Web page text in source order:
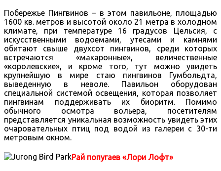
Побережье Пингвинов – в этом павильоне, площадью
1600 кв. метров и высотой около 21 метра в холодном
климате, при температуре 16 градусов Цельсия, с
искусственными водоемами, утесами и камнями
обитают свыше двухсот пингвинов, среди которых
встречаются «макаронные», величественные
«королевские», и кроме того, тут можно увидеть
крупнейшую в мире стаю пингвинов Гумбольдта,
выведенную в неволе. Павильон оборудован
специальной системой освещения, которая позволяет
пингвинам поддерживать их биоритм. Помимо
обычного осмотра вольера, посетителям
представляется уникальная возможность увидеть этих
очаровательных птиц под водой из галереи с 30-ти
метровым окном.
Рай попугаев «Лори Лофт»